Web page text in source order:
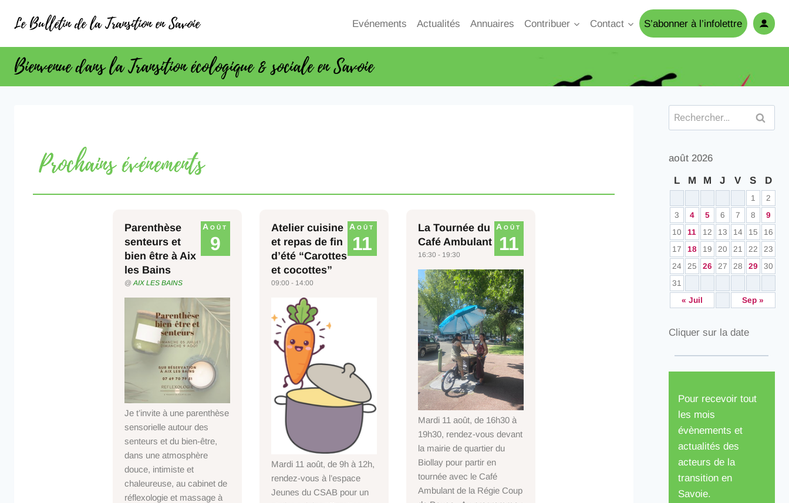
Le Bulletin de la Transition en Savoie Evénements Actualités Annuaires Contribuer Contact S’abonner à l’infolettre
Bienvenue dans la Transition écologique & sociale en Savoie
Prochains événements
Août
9
Parenthèse
senteurs et
bien être à Aix
les Bains
@ AIX LES BAINS
Je t’invite à une parenthèse
sensorielle autour des
senteurs et du bien-être,
dans une atmosphère
douce, intimiste et
chaleureuse, au cabinet de
réflexologie et massage à
Août
11
Atelier cuisine
et repas de fin
d’été “Carottes
et cocottes”
09:00 - 14:00
Mardi 11 août, de 9h à 12h,
rendez-vous à l’espace
Jeunes du CSAB pour un
Août
11
La Tournée du
Café Ambulant
16:30 - 19:30
Mardi 11 août, de 16h30 à
19h30, rendez-vous devant
la mairie de quartier du
Biollay pour partir en
tournée avec le Café
Ambulant de la Régie Coup
août 2026
L M M J V S D
1
2
3
4 5 6 7 8
9
10
11 12 13 14 15
16
17
18 19 20 21 22
23
24
25 26 27 28 29
30
31
« Juil
Sep »
Cliquer sur la date
Pour recevoir tout
les mois
évènements et
actualités des
acteurs de la
transition en
Savoie.